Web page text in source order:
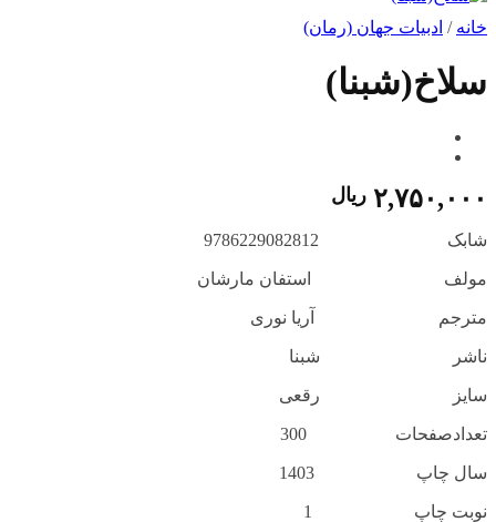
خانه / ادبيات جهان (رمان)
سلاخ(شبنا)
۲,۷۵۰,۰۰۰ ریال
شابک 9786229082812
مولف استفان مارشان
مترجم آریا نوری
ناشر شبنا
سایز رقعی
تعدادصفحات 300
سال چاپ 1403
نوبت چاپ 1